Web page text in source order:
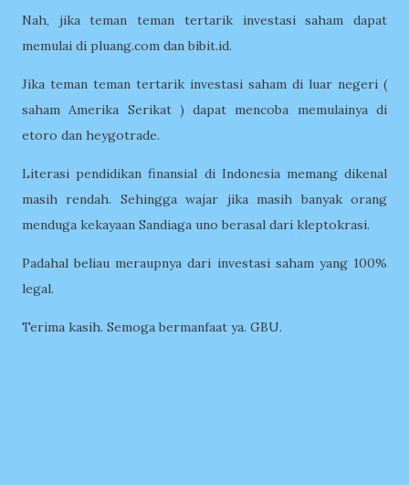
Nah, jika teman teman tertarik investasi saham dapat
memulai di pluang.com dan bibit.id.
Jika teman teman tertarik investasi saham di luar negeri (
saham Amerika Serikat ) dapat mencoba memulainya di
etoro dan heygotrade.
Literasi pendidikan finansial di Indonesia memang dikenal
masih rendah. Sehingga wajar jika masih banyak orang
menduga kekayaan Sandiaga uno berasal dari kleptokrasi.
Padahal beliau meraupnya dari investasi saham yang 100%
legal.
Terima kasih. Semoga bermanfaat ya. GBU.